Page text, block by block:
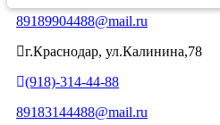
89189904488@mail.ru
г.Краснодар, ул.Калинина,78
(918)-314-44-88
89183144488@mail.ru